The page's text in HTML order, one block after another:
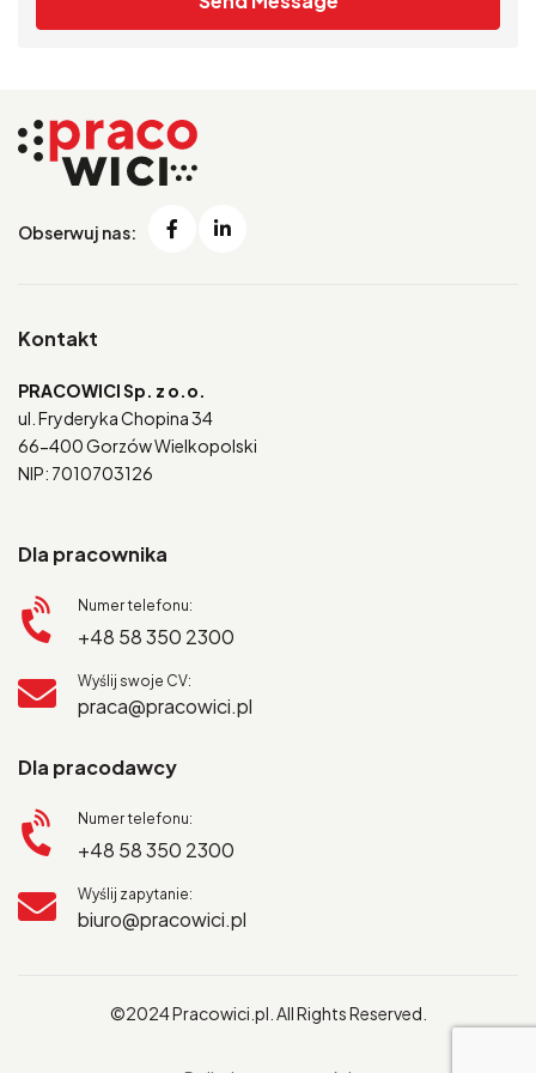
Obserwuj nas:
Kontakt
PRACOWICI Sp. z o.o.
ul. Fryderyka Chopina 34
66-400 Gorzów Wielkopolski
NIP: 7010703126
Dla pracownika
Numer telefonu:
+48 58 350 2300
Wyślij swoje CV:
praca@pracowici.pl
Dla pracodawcy
Numer telefonu:
+48 58 350 2300
Wyślij zapytanie:
biuro@pracowici.pl
©2024 Pracowici.pl. All Rights Reserved.